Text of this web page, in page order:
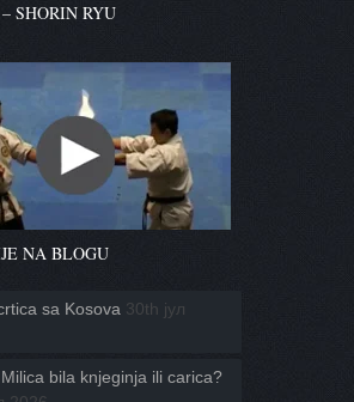
SHORIN RYU
NA BLOGU
sa Kosova 30th јул
bila knjeginja ili carica?